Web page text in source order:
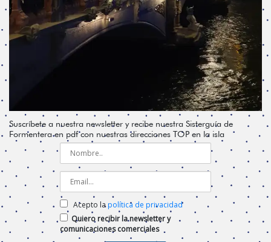
Suscríbete a nuestra newsletter y recibe nuestra Sisterguía de
Formentera en pdf con nuestras direcciones TOP en la isla
Acepto lapolítica de privacidad
Quiero recibir la newsletter y
comunicaciones comerciales